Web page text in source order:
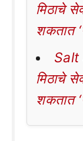
मिठाचे
शकतात
Salt
मिठाचे
शकतात